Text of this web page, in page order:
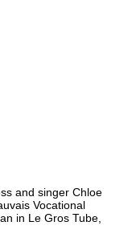
and singer Chloe
Vocational
in Le Gros Tube,